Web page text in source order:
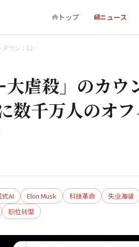
トップ ニュース
ダウン：12…
虐殺」のカウ
数千万人のオ
AI Elon Musk 科技革命 失业海啸
职位转型